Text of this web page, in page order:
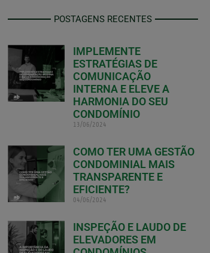
POSTAGENS RECENTES
IMPLEMENTE
ESTRATÉGIAS DE
COMUNICAÇÃO
INTERNA E ELEVE A
HARMONIA DO SEU
CONDOMÍNIO
13/06/2024
COMO TER UMA GESTÃO
CONDOMINIAL MAIS
TRANSPARENTE E
EFICIENTE?
04/06/2024
INSPEÇÃO E LAUDO DE
ELEVADORES EM